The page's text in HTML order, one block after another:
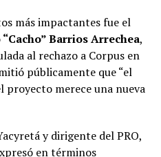
más impactantes fue el
Barrios Arrechea,
al rechazo a Corpus en
públicamente que “el
proyecto merece una nueva
y dirigente del PRO,
en términos